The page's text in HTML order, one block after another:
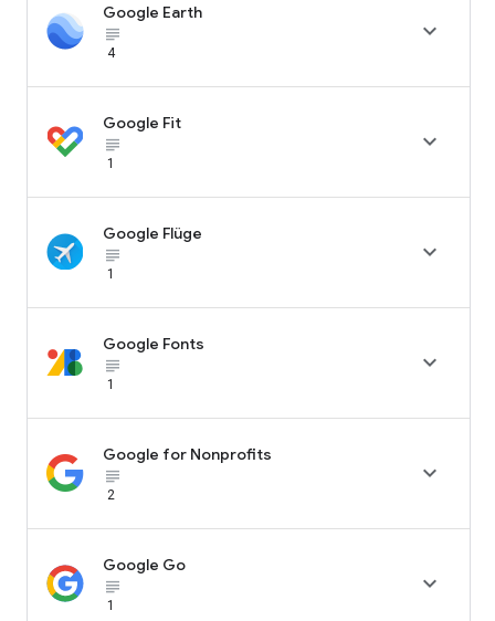
Google Earth
subject_black
4

Google Fit
subject_black
1

Google Flüge
subject_black
1

Google Fonts
subject_black
1

Google for Nonprofits
subject_black
2

Google Go
subject_black
1
